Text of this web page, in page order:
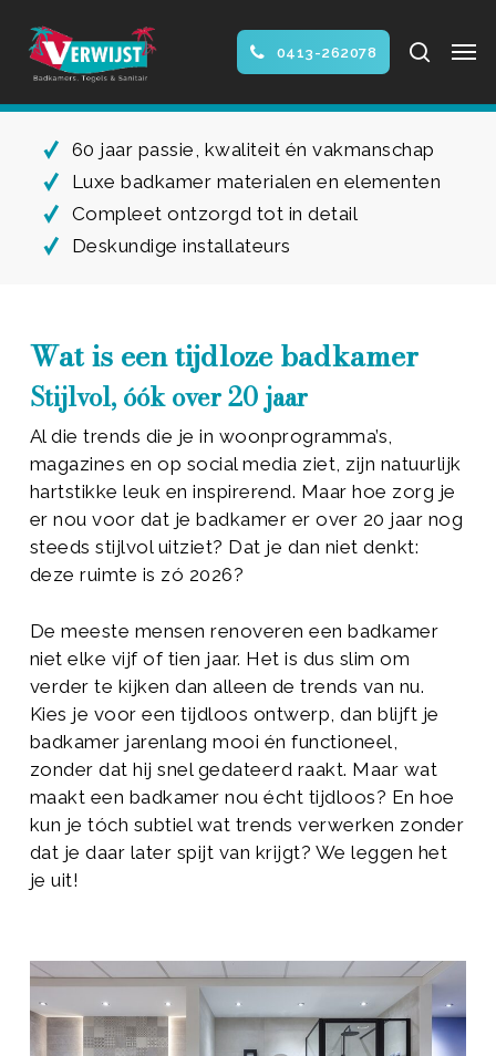
main
0413-262078 search
60 jaar passie, kwaliteit én vakmanschap
Luxe badkamer materialen en elementen
Compleet ontzorgd tot in detail
Deskundige installateurs
Wat is een tijdloze badkamer
Stijlvol, óók over 20 jaar
Al die trends die je in woonprogramma’s,
magazines en op social media ziet, zijn natuurlijk
hartstikke leuk en inspirerend. Maar hoe zorg je
er nou voor dat je badkamer er over 20 jaar nog
steeds stijlvol uitziet? Dat je dan niet denkt:
deze ruimte is zó 2026?
De meeste mensen renoveren een badkamer
niet elke vijf of tien jaar. Het is dus slim om
verder te kijken dan alleen de trends van nu.
Kies je voor een tijdloos ontwerp, dan blijft je
badkamer jarenlang mooi én functioneel,
zonder dat hij snel gedateerd raakt. Maar wat
maakt een badkamer nou écht tijdloos? En hoe
kun je tóch subtiel wat trends verwerken zonder
dat je daar later spijt van krijgt? We leggen het
je uit!